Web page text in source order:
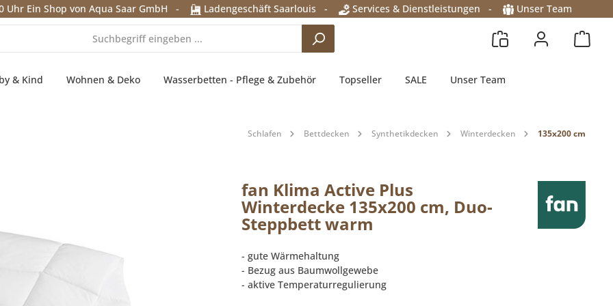
Uhr Ein Shop von Aqua Saar GmbH - Ladengeschäft Saarlouis - Services & Dienstleistungen - Unser Team
& Kind Wohnen & Deko Wasserbetten - Pflege & Zubehör Topseller SALE Unser Team
Schlafen Bettdecken Synthetikdecken Winterdecken 135x200 cm
fan Klima Active Plus
Winterdecke 135x200 cm, Duo-
Steppbett warm
- gute Wärmehaltung
- Bezug aus Baumwollgewebe
- aktive Temperaturregulierung